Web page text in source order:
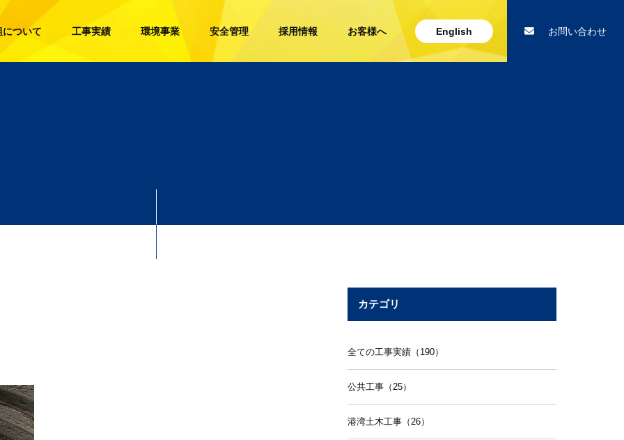
ついて 工事実績 環境事業 安全管理 採用情報 お客様へ English お問い合わせ
カテゴリ
全ての工事実績（190）
公共工事（25）
港湾土木工事（26）